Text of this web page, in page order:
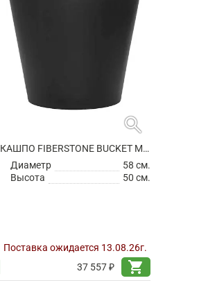
search
КАШПО FIBERSTONE BUCKET M BLACK
Диаметр
58 см.
Высота
50 см.
Поставка ожидается 13.08.26г.
37 557 ₽
shopping_cart